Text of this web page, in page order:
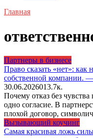
Главная
Партнеры в бизнесе
Право сказать «нет»:
собственной компании.
30.06.2026013.7к.
Почему отказ без
одно согласие. В
плохой договор,
Вызывающий коучинг
Самая красивая ложь